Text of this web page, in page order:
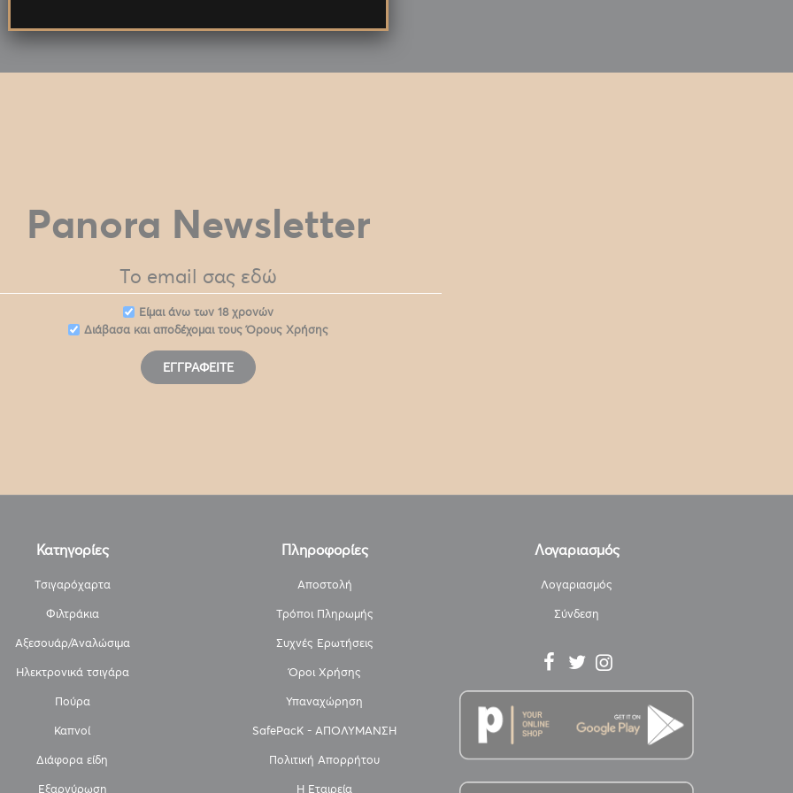
Panora Newsletter
Eίμαι άνω των 18 χρονών
Διάβασα και αποδέχομαι τουςΌρους Χρήσης
ΕΓΓΡΑΦΕΊΤΕ
Κατηγορίες
Τσιγαρόχαρτα
Φιλτράκια
Αξεσουάρ/Αναλώσιμα
Ηλεκτρονικά τσιγάρα
Πούρα
Καπνοί
Διάφορα είδη
Εξαργύρωση
Πληροφορίες
Αποστολή
Τρόποι Πληρωμής
Συχνές Ερωτήσεις
Όροι Χρήσης
Υπαναχώρηση
SafePacK - ΑΠΟΛΥΜΑΝΣΗ
Πολιτική Απορρήτου
Η Εταιρεία
Λογαριασμός
Λογαριασμός
Σύνδεση